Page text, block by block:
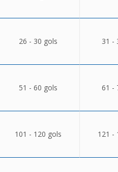
26 - 30 gols 31 -
51 - 60 gols 61 -
101 - 120 gols 121 -